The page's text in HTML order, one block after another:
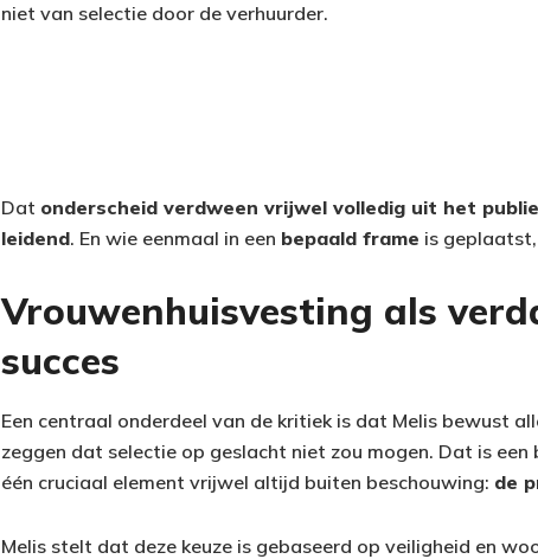
niet van selectie door de verhuurder.
Dat onderscheid verdween vrijwel volledig uit het
leidend. En wie eenmaal in een bepaald frame is
Vrouwenhuisvesting als
succes
Een centraal onderdeel van de kritiek is dat Melis bewust
zeggen dat selectie op geslacht niet zou mogen. Dat is
één cruciaal element vrijwel altijd buiten beschouwing: de
Melis stelt dat deze keuze is gebaseerd op veiligheid en